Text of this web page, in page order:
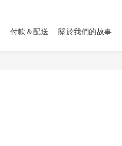
付款＆配送 關於我們的故事